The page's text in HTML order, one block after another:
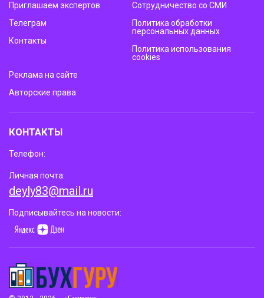
Приглашаем экспертов
Телеграм
Контакты
Сотрудничество со СМИ
Политика обработки
персональных данных
Политика использования
cookies
Реклама на сайте
Авторские права
КОНТАКТЫ
Телефон:
Личная почта:
deyly83@mail.ru
Подписывайтесь на новости: